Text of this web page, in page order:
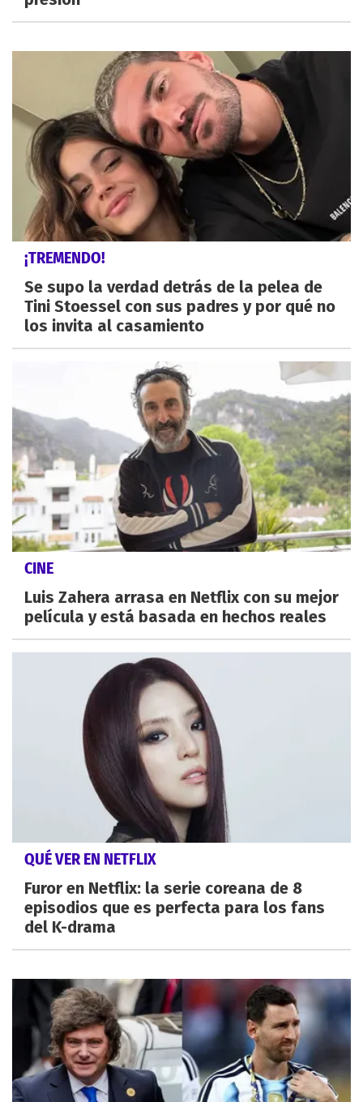
¡TREMENDO!
Se supo la verdad detrás de la pelea de
Tini Stoessel con sus padres y por qué no
los invita al casamiento
CINE
Luis Zahera arrasa en Netflix con su mejor
película y está basada en hechos reales
QUÉ VER EN NETFLIX
Furor en Netflix: la serie coreana de 8
episodios que es perfecta para los fans
del K-drama